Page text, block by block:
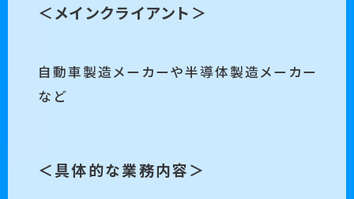
＜メインクライアント＞
自動車製造メーカーや半導体製造メーカー
など
＜具体的な業務内容＞